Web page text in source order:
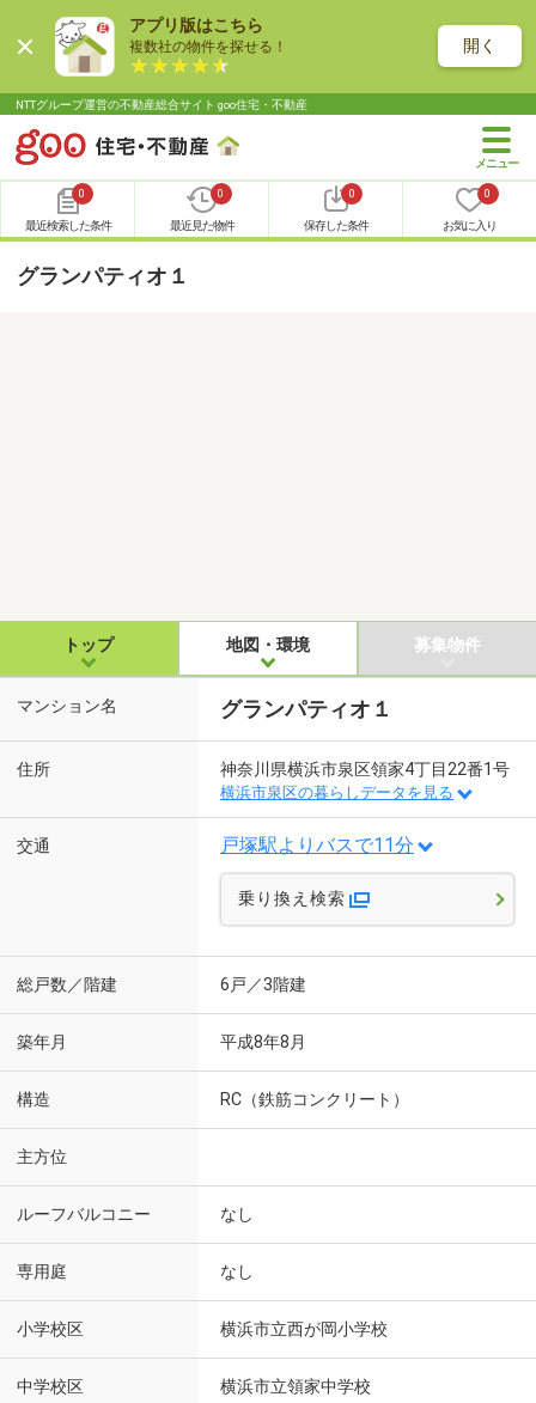
アプリ版はこちら
複数社の物件を探せる！ 開く
NTTグループ運営の不動産総合サイト goo住宅・不動産
0
最近検索した条件
0
最近見た物件
0
保存した条件
0
お気に入り
グランパティオ１
トップ 地図・環境 募集物件
マンション名 グランパティオ１
住所 神奈川県横浜市泉区領家4丁目22番1号
横浜市泉区の暮らしデータを見る
交通 戸塚駅よりバスで11分
乗り換え検索
総戸数／階建 6戸／3階建
築年月 平成8年8月
構造 RC（鉄筋コンクリート）
主方位
ルーフバルコニー なし
専用庭 なし
小学校区 横浜市立西が岡小学校
中学校区 横浜市立領家中学校